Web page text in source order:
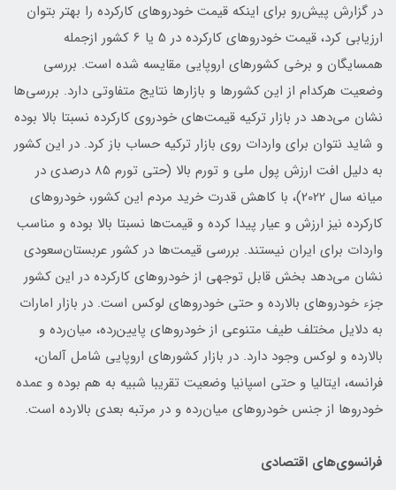
در گزارش پیش‌رو برای اینکه قیمت خودروهای کارکرده را بهتر بتوان
ارزیابی کرد، قیمت خودروهای کارکرده در 5 یا 6 کشور ازجمله
همسایگان و برخی کشورهای اروپایی مقایسه شده است. بررسی
وضعیت هرکدام از این کشورها و بازارها نتایج متفاوتی دارد. بررسی‌ها
نشان می‌دهد در بازار ترکیه قیمت‌های خودروی کارکرده نسبتا بالا بوده
و شاید نتوان برای واردات روی بازار ترکیه حساب باز کرد. در این کشور
به دلیل افت ارزش پول ملی و تورم بالا (حتی تورم 85 درصدی در
میانه سال 2022)، با کاهش قدرت خرید مردم این کشور، خودروهای
کارکرده نیز ارزش و عیار پیدا کرده و قیمت‌ها نسبتا بالا بوده و مناسب
واردات برای ایران نیستند. بررسی قیمت‌ها در کشور عربستان‌سعودی
نشان می‌دهد بخش قابل توجهی از خودروهای کارکرده در این کشور
جزء خودروهای بالارده و حتی خودروهای لوکس است. در بازار امارات
به دلایل مختلف طیف متنوعی از خودروهای پایین‌رده، میان‌رده و
بالارده و لوکس وجود دارد. در بازار کشورهای اروپایی شامل آلمان،
فرانسه، ایتالیا و حتی اسپانیا وضعیت تقریبا شبیه به هم بوده و عمده
خودروها از جنس خودروهای میان‌رده و در مرتبه بعدی بالارده است.
فرانسوی‌های اقتصادی